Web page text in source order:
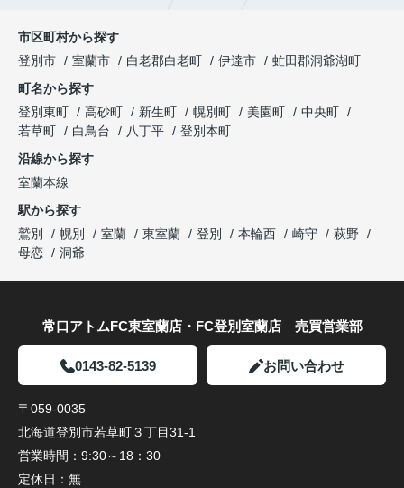
市区町村から探す
登別市
室蘭市 白老郡白老町 伊達市
虻田郡洞爺湖町
町名から探す
登別東町
高砂町 新生町 幌別町 美園町
中央町
若草町
白鳥台 八丁平
登別本町
沿線から探す
室蘭本線
駅から探す
鷲別
幌別 室蘭 東室蘭 登別 本輪西 崎守
萩野
母恋
洞爺
常口アトムFC東室蘭店・FC登別室蘭店 売買営業部
0143-82-5139 お問い合わせ
〒059-0035
北海道登別市若草町３丁目31-1
営業時間： 9:30～18：30
定休日： 無